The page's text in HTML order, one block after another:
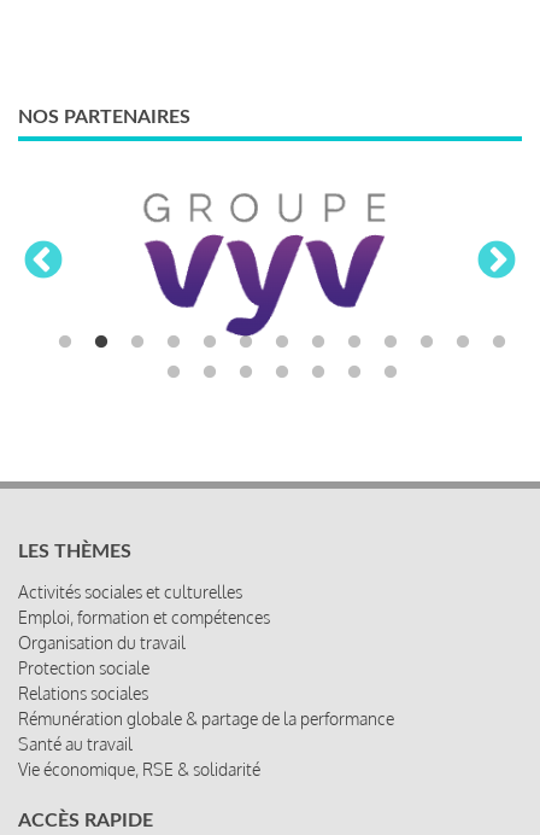
NOS PARTENAIRES
LES THÈMES
Activités sociales et culturelles
Emploi, formation et compétences
Organisation du travail
Protection sociale
Relations sociales
Rémunération globale & partage de la performance
Santé au travail
Vie économique, RSE & solidarité
ACCÈS RAPIDE